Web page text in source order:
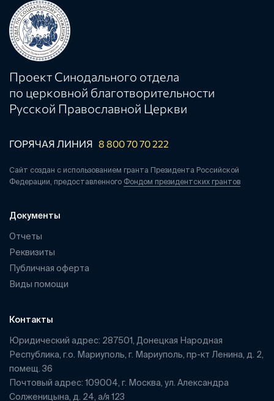
Проект Синодального отдела
по церковной благотворительности
Русской Православной Церкви
ГОРЯЧАЯ ЛИНИЯ 8 800 70 70 222
Сайт создан с использованием гранта Президента Российской
Федерации, предоставленного Фондом президентских грантов
Документы
Отчеты
Реквизиты
Публичная оферта
Виды помощи
Контакты
Юридический адрес: 287501, Донецкая Народная
Республика, г.о. Мариуполь, г. Мариуполь, пр-кт Ленина, д. 2,
помещ. 36
Почтовый адрес: 109004, г. Москва, ул. Александра
Солженицына, д. 24, а/я 123